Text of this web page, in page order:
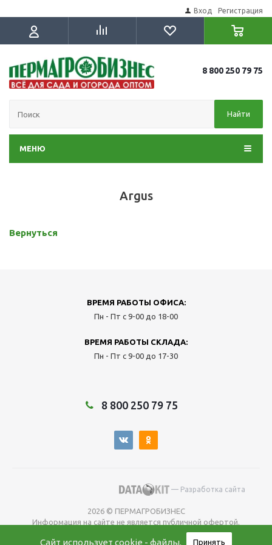
Вход Регистрация
8 800 250 79 75
Найти
МЕНЮ
Argus
Вернуться
ВРЕМЯ РАБОТЫ ОФИСА:
Пн - Пт с 9-00 до 18-00
ВРЕМЯ РАБОТЫ СКЛАДА:
Пн - Пт с 9-00 до 17-30
8 800 250 79 75
— Разработка сайта
2026 © ПЕРМАГРОБИЗНЕС
Информация на сайте не является публичной офертой.
Сайт использует cookie - файлы. Принять